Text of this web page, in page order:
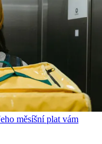
měsíšní plat vám